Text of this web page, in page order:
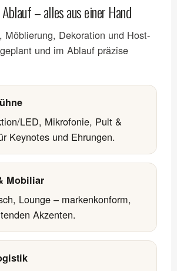
– alles aus einer Hand
Möblierung, Dekoration und Host-
und im Ablauf präzise
LED, Mikrofonie, Pult &
Keynotes und Ehrungen.
Mobiliar
Lounge – markenkonform,
Akzenten.